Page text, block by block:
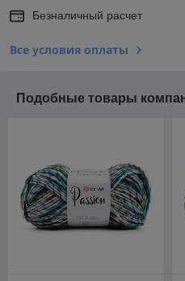
Безналичный расчет
Все условия оплаты
Подобные товары